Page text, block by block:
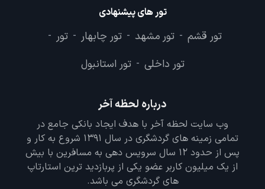
تور های پیشنهادی
تور قشم - تور مشهد - تور چابهار - تور -
تور داخلی - تور استانبول
درباره لحظه آخر
وب سایت لحظه آخر با هدف ایجاد بانکی جامع در
تمامی زمینه های گردشگری در سال 1391 شروع به کار و
پس از حدود 12 سال سرویس دهی به مسافرین با بیش
از یک میلیون کاربر عضو یکی از پربازدید ترین استارتاپ
های گردشگری می باشد.